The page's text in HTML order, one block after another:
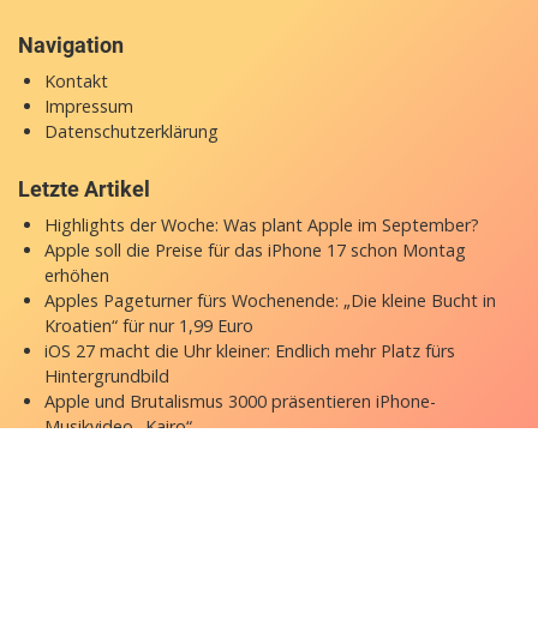
Navigation
Kontakt
Impressum
Datenschutzerklärung
Letzte Artikel
Highlights der Woche: Was plant Apple im September?
Apple soll die Preise für das iPhone 17 schon Montag
erhöhen
Apples Pageturner fürs Wochenende: „Die kleine Bucht in
Kroatien“ für nur 1,99 Euro
iOS 27 macht die Uhr kleiner: Endlich mehr Platz fürs
Hintergrundbild
Apple und Brutalismus 3000 präsentieren iPhone-
Musikvideo „Kairo“